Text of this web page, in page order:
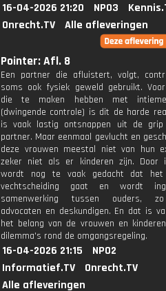
16-04-2026 21:20 NPO3
Onrecht.TV
Alle afleveringen
Pointer: Afl. 8
Een partner die afluistert, volgt,
soms ook fysiek geweld gebruikt.
die te maken hebben met
(dwingende controle) is dit de harde
is vaak lastig ontsnappen uit de
partner. Maar eenmaal gevlucht en
deze vrouwen meestal niet van hun
zeker niet als er kinderen zijn. Door
wordt nog te vaak gedacht dat
vechtscheiding gaat en wordt
samenwerking tussen ouders,
advocaten en deskundigen. En dat is
het belang van de vrouwen en
dilemma's rond de omgangsregeling.
16-04-2026 21:15
NPO2
Informatief.TV
Onrecht.TV
Alle afleveringen